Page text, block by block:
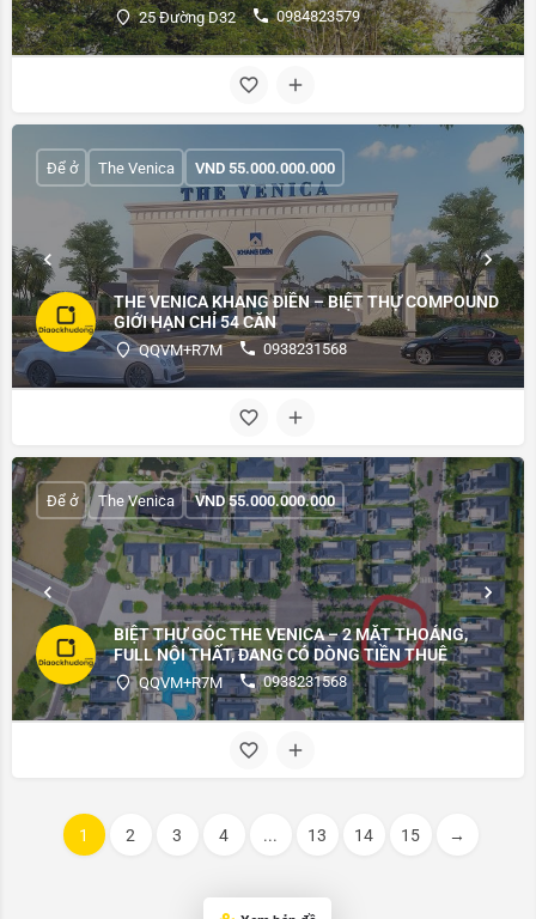
25 Đường D32 0984823579
THE VENICA KHANG ĐIỀN – BIỆT THỰ COMPOUND
GIỚI HẠN CHỈ 54 CĂN
QQVM+R7M 0938231568
Để ở The Venica VND 55.000.000.000
BIỆT THỰ GÓC THE VENICA – 2 MẶT THOÁNG,
FULL NỘI THẤT, ĐANG CÓ DÒNG TIỀN THUÊ
QQVM+R7M 0938231568
Để ở The Venica VND55.000.000.000
1 2 3 4 ... 13 14 15 →